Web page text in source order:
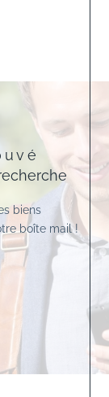
biens
boîte mail !